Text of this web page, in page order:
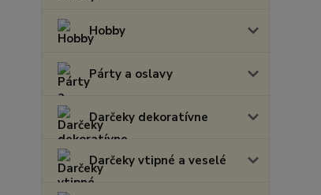
Hobby
Párty a oslavy
Darčeky dekoratívne
Darčeky vtipné a veselé